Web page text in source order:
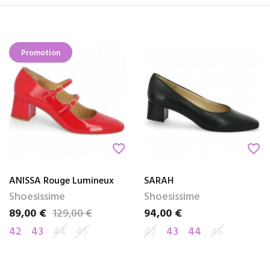
Promotion
favorite_border
ANISSA Rouge Lumineux
Shoesissime
Prix
89,00 €
Prix de base129,00 €
42
43 44 45
favorite_border
SARAH
Shoesissime
Prix
94,00 €
42
43 44 45